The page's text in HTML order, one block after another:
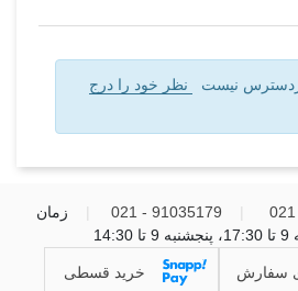
نیست
نظر خود را درج
91035179 - 021
زمان
سفارش خرید قسطی